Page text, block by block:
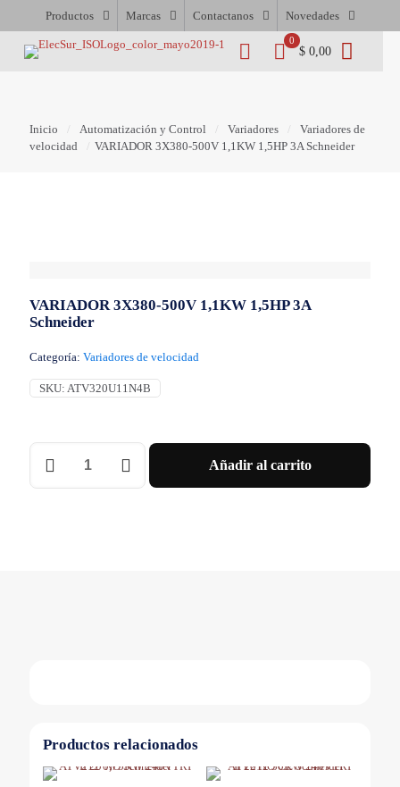
Productos Marcas Contactanos Novedades
0
$ 0,00
Inicio Automatización y Control Variadores
Variadores de
velocidad
VARIADOR 3X380-500V 1,1KW 1,5HP 3A Schneider
VARIADOR 3X380-500V 1,1KW 1,5HP 3A
Schneider
Categoría: Variadores de velocidad
SKU: ATV320U11N4B
VARIADOR
500V
Añadir al carrito
Productos relacionados